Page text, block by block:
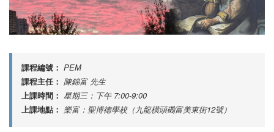
課程編號： PEM
課程主任： 陳錦富 先生
上課時間： 星期三：下午 7:00-9:00
上課地點： 樂富：聖博德學校（九龍橫頭磡富美東街12號）